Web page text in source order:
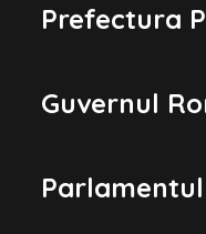
Prefectura
Guvernul